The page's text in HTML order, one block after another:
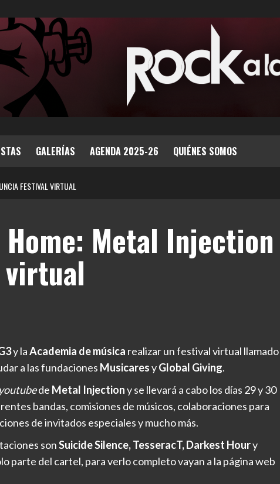
GALERÍAS AGENDA 2025-26 QUIÉNES SOMOS
FESTIVAL VIRTUAL
Home: Metal Injection
y laAcademia de música realizar un festival virtual llamado
a las fundaciones MusicaresyGlobal Giving.
youtubede Metal Injectiony se llevará a cabo los días 29 y 30
bandas, comisiones de músicos, colaboraciones para
de invitados especiales y mucho más.
sonSuicide Silence, TesseracT, Darkest Houry
parte del cartel, para verlo completo vayan a la página web